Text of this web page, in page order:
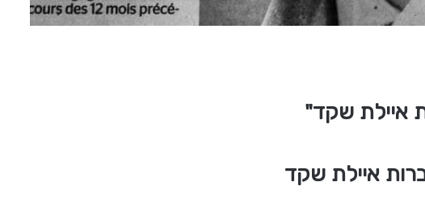
איילת שקד"
איילת שקד